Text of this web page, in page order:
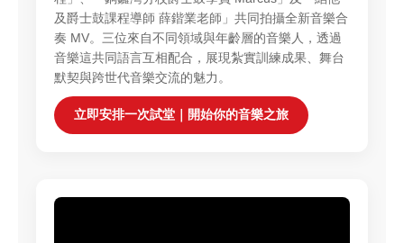
及爵士鼓課程導師 薛鍇業老師」共同拍攝全新音樂合
奏 MV。三位來自不同領域與年齡層的音樂人，透過
音樂這共同語言互相配合，展現紮實訓練成果、舞台
默契與跨世代音樂交流的魅力。
立即安排一次試堂｜開始你的音樂之旅